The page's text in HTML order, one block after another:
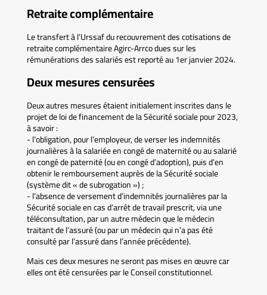
Retraite complémentaire
Le transfert à l’Urssaf du recouvrement des cotisations de
retraite complémentaire Agirc-Arrco dues sur les
rémunérations des salariés est reporté au 1er janvier 2024.
Deux mesures censurées
Deux autres mesures étaient initialement inscrites dans le
projet de loi de financement de la Sécurité sociale pour 2023,
à savoir :
- l’obligation, pour l’employeur, de verser les indemnités
journalières à la salariée en congé de maternité ou au salarié
en congé de paternité (ou en congé d’adoption), puis d’en
obtenir le remboursement auprès de la Sécurité sociale
(système dit « de subrogation ») ;
- l’absence de versement d’indemnités journalières par la
Sécurité sociale en cas d’arrêt de travail prescrit, via une
téléconsultation, par un autre médecin que le médecin
traitant de l’assuré (ou par un médecin qui n’a pas été
consulté par l’assuré dans l’année précédente).
Mais ces deux mesures ne seront pas mises en œuvre car
elles ont été censurées par le Conseil constitutionnel.